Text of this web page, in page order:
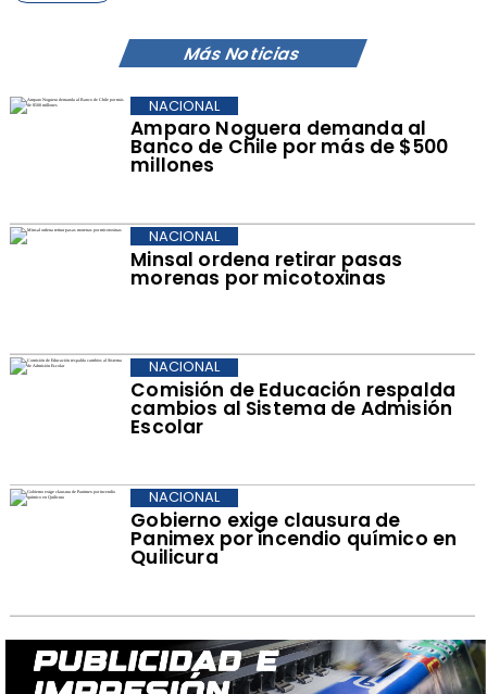
Más Noticias
Amparo Noguera demanda al
Banco de Chile por más de $500
millones
NACIONAL
Minsal ordena retirar pasas
morenas por micotoxinas
NACIONAL
Comisión de Educación respalda
cambios al Sistema de Admisión
Escolar
NACIONAL
Gobierno exige clausura de
Panimex por incendio químico en
Quilicura
NACIONAL